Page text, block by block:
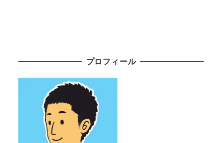
プロフィール